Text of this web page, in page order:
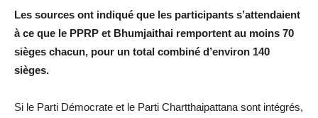
Les sources ont indiqué que les participants s’attendaient
à ce que le PPRP et Bhumjaithai remportent au moins 70
sièges chacun, pour un total combiné d’environ 140
sièges.
Si le Parti Démocrate et le Parti Chartthaipattana sont intégrés,